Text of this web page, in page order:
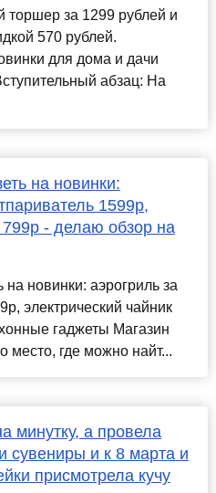
торшер за 1299 рублей и
570 рублей.
для дома и дачи
абзац: На
на новинки:
1599р,
799р - делаю обзор на
новинки: аэрогриль за
электрический чайник
гаджеты Магазин
где можно найт...
минутку, а провела
сувениры и к 8 марта и
присмотрела кучу